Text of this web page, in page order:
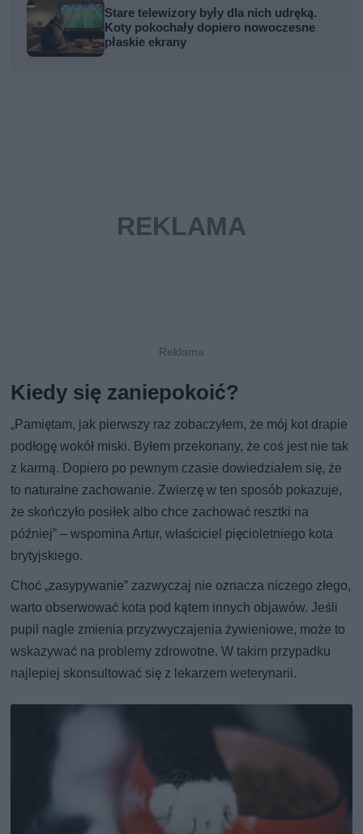
Stare telewizory były dla nich udręką.
Koty pokochały dopiero nowoczesne
płaskie ekrany
Kiedy się zaniepokoić?
„Pamiętam, jak pierwszy raz zobaczyłem, że mój kot drapie
podłogę wokół miski. Byłem przekonany, że coś jest nie tak
z karmą. Dopiero po pewnym czasie dowiedziałem się, że
to naturalne zachowanie. Zwierzę w ten sposób pokazuje,
że skończyło posiłek albo chce zachować resztki na
później” – wspomina Artur, właściciel pięcioletniego kota
brytyjskiego.
Choć „zasypywanie” zazwyczaj nie oznacza niczego złego,
warto obserwować kota pod kątem innych objawów. Jeśli
pupil nagle zmienia przyzwyczajenia żywieniowe, może to
wskazywać na problemy zdrowotne. W takim przypadku
najlepiej skonsultować się z lekarzem weterynarii.